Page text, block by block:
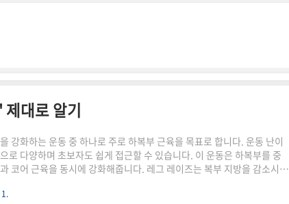
대로 알기
강화하는 운동 중 하나로 주로 하복부 근육을 목표로 합니다. 운동 난이
로 다양하며 초보자도 쉽게 접근할 수 있습니다. 이 운동은 하복부를 중
코어 근육을 동시에 강화해줍니다. 레그 레이즈는 복부 지방을 감소시키
읽어보시길 바랍니다. 레그 레이즈 운동 개요 레그 레이즈는 바닥에 누